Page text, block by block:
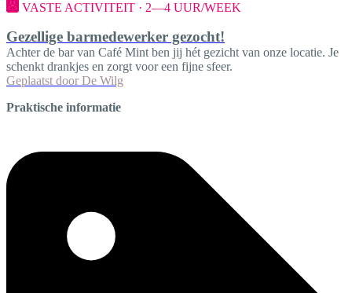
VASTE ACTIVITEIT · 2—4 UUR/WEEK
Gezellige barmedewerker gezocht!
Achter de bar van Café Mint ben jij hét gezicht van onze locatie. Je
schenkt drankjes en zorgt voor een fijne sfeer.
Geplaatst door De Wilg
Praktische informatie